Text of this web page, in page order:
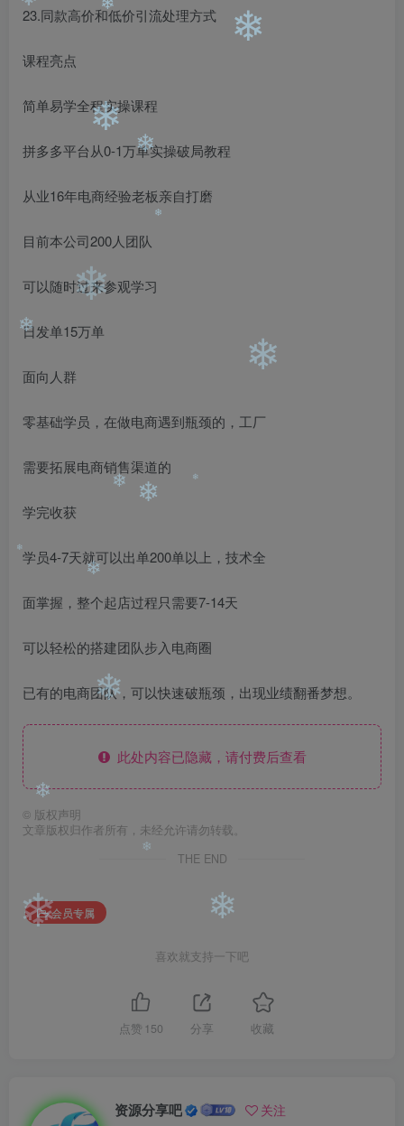
23.同款高价和低价引流处理方式
课程亮点
简单易学全程实操课程
拼多多平台从0-1万单实操破局教程
从业16年电商经验老板亲自打磨
目前本公司200人团队
可以随时过来参观学习
日发单15万单
面向人群
零基础学员，在做电商遇到瓶颈的，工厂
需要拓展电商销售渠道的
学完收获
学员4-7天就可以出单200单以上，技术全
面掌握，整个起店过程只需要7-14天
可以轻松的搭建团队步入电商圈
已有的电商团队，可以快速破瓶颈，出现业绩翻番梦想。
此处内容已隐藏，请付费后查看
© 版权声明
文章版权归作者所有，未经允许请勿转载。
THE END
会员专属
喜欢就支持一下吧
点赞 150 分享 收藏
资源分享吧 关注
❄
❄
❄
❄
❄
❄
❄
❄
❄
❄